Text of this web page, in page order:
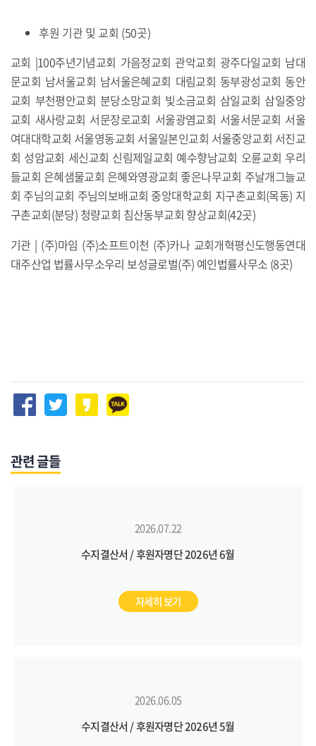
후원 기관 및 교회 (50곳)
교회 |100주년기념교회 가음정교회 관악교회 광주다일교회 남대
문교회 남서울교회 남서울은혜교회 대림교회 동부광성교회 동안
교회 부천평안교회 분당소망교회 빛소금교회 삼일교회 삼일중앙
교회 새사랑교회 서문장로교회 서울광염교회 서울서문교회 서울
여대대학교회 서울영동교회 서울일본인교회 서울중앙교회 서진교
회 성암교회 세신교회 신림제일교회 예수향남교회 오륜교회 우리
들교회 은혜샘물교회 은혜와영광교회 좋은나무교회 주날개그늘교
회 주님의교회 주님의보배교회 중앙대학교회 지구촌교회(목동) 지
구촌교회(분당) 청량교회 침산동부교회 향상교회(42곳)
기관 | (주)마임 (주)소프트이천 (주)카나 교회개혁평신도행동연대
대주산업 법률사무소우리 보성글로벌(주) 예인법률사무소 (8곳)
관련 글들
2026.07.22
수지결산서 / 후원자명단 2026년 6월
자세히 보기
2026.06.05
수지결산서 / 후원자명단 2026년 5월